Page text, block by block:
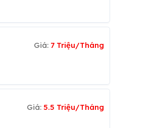
Giá: 7 Triệu/Tháng
Giá:5.5 Triệu/Tháng